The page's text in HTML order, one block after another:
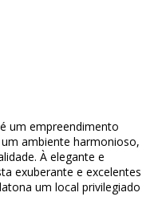
é um empreendimento
ambiente harmonioso,
À elegante e
exuberante e excelentes
um local privilegiado